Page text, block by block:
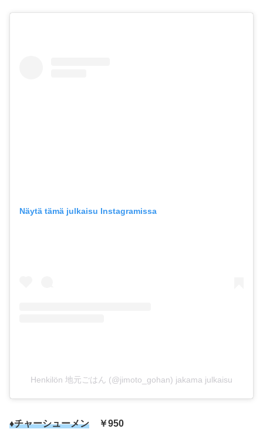
Näytä tämä julkaisu Instagramissa
Henkilön 地元ごはん (@jimoto_gohan) jakama julkaisu
♦チャーシューメン ￥950